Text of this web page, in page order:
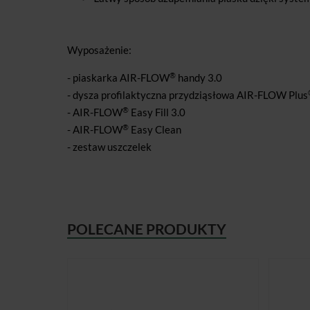
Wyposażenie:
- piaskarka AIR-FLOW® handy 3.0
- dysza profilaktyczna przydziąsłowa AIR-FLOW Plus
- AIR-FLOW® Easy Fill 3.0
- AIR-FLOW® Easy Clean
- zestaw uszczelek
POLECANE PRODUKTY